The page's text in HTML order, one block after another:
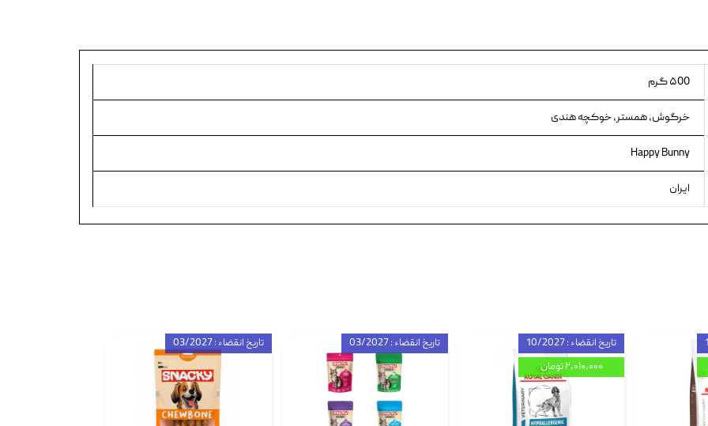
۵00 گرم
خرگوش، همستر، خوکچه هندی
Happy Bunny
ایران
تاریخ انقضاء : 03/2027 تاریخ انقضاء : 03/2027
تاریخ انقضاء : 10/2027
۲,۰۱۰,۰۰۰ تومان